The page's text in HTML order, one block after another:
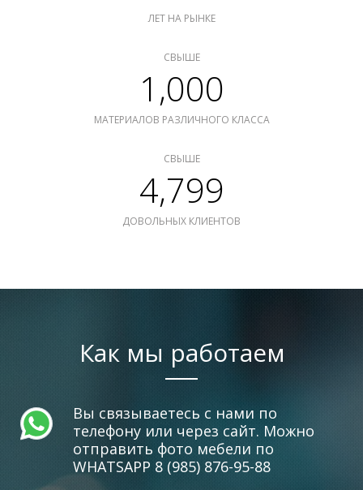
ЛЕТ НА РЫНКЕ
СВЫШЕ
1,000
МАТЕРИАЛОВ РАЗЛИЧНОГО КЛАССА
СВЫШЕ
4,799
ДОВОЛЬНЫХ КЛИЕНТОВ
Как мы работаем
Вы связываетесь с нами по
телефону или через сайт. Можно
отправить фото мебели по
WHATSAPP 8 (985) 876-95-88